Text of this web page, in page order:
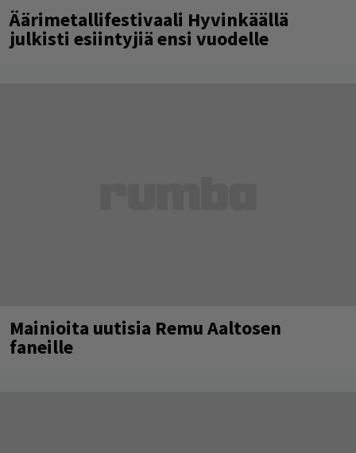
Äärimetallifestivaali Hyvinkäällä
julkisti esiintyjiä ensi vuodelle
Mainioita uutisia Remu Aaltosen
faneille